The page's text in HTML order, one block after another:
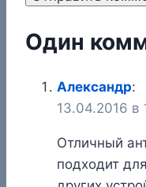
Один
Александр:
13.04.2016 в
Отличный
подходит